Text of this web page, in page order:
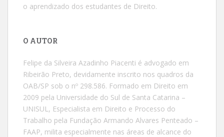
o aprendizado dos estudantes de Direito.
O AUTOR
Felipe da Silveira Azadinho Piacenti é advogado em
Ribeirão Preto, devidamente inscrito nos quadros da
OAB/SP sob o nº 298.586. Formado em Direito em
2009 pela Universidade do Sul de Santa Catarina –
UNISUL, Especialista em Direito e Processo do
Trabalho pela Fundação Armando Alvares Penteado –
FAAP, milita especialmente nas áreas de alcance do